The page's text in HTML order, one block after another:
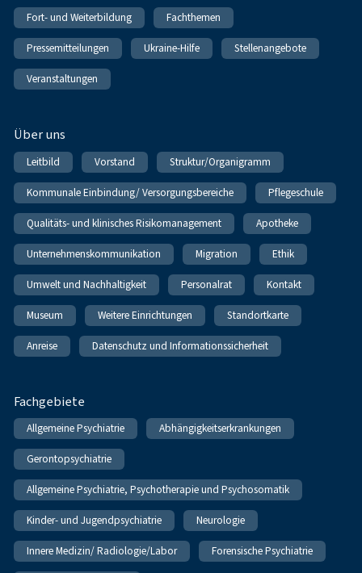
Fort- und Weiterbildung Fachthemen
Pressemitteilungen Ukraine-Hilfe Stellenangebote
Veranstaltungen
Über uns
Leitbild Vorstand Struktur/Organigramm
Kommunale Einbindung/ Versorgungsbereiche Pflegeschule
Qualitäts- und klinisches Risikomanagement Apotheke
Unternehmenskommunikation Migration Ethik
Umwelt und Nachhaltigkeit Personalrat Kontakt
Museum Weitere Einrichtungen Standortkarte
Anreise Datenschutz und Informationssicherheit
Fachgebiete
Allgemeine Psychiatrie Abhängigkeitserkrankungen
Gerontopsychiatrie
Allgemeine Psychiatrie, Psychotherapie und Psychosomatik
Kinder- und Jugendpsychiatrie Neurologie
Innere Medizin/ Radiologie/Labor Forensische Psychiatrie